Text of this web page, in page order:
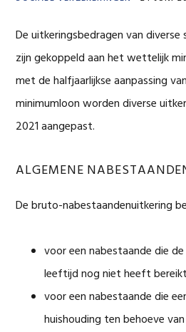
De uitkeringsbedragen van diverse
zijn gekoppeld aan het wettelijk
met de halfjaarlijkse aanpassing
minimumloon worden diverse
2021 aangepast.
ALGEMENE
De bruto-nabestaandenuitkering
voor een nabestaande die
leeftijd nog niet heeft bereikt
voor een nabestaande die
huishouding ten behoeve